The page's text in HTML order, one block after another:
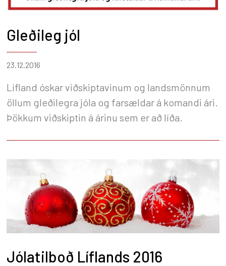
Gleðileg jól
23.12.2016
Lífland óskar viðskiptavinum og landsmönnum
öllum gleðilegra jóla og farsældar á komandi ári.
Þökkum viðskiptin á árinu sem er að líða.
Jólatilboð Líflands 2016